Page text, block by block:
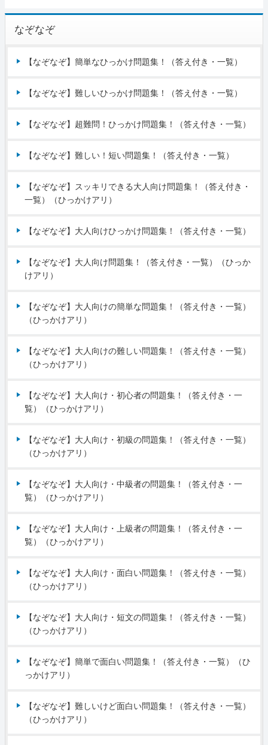
なぞなぞ
【なぞなぞ】簡単なひっかけ問題集！（答え付き・一覧）
【なぞなぞ】難しいひっかけ問題集！（答え付き・一覧）
【なぞなぞ】超難問！ひっかけ問題集！（答え付き・一覧）
【なぞなぞ】難しい！短い問題集！（答え付き・一覧）
【なぞなぞ】スッキリできる大人向け問題集！（答え付き・
一覧）（ひっかけアリ）
【なぞなぞ】大人向けひっかけ問題集！（答え付き・一覧）
【なぞなぞ】大人向け問題集！（答え付き・一覧）（ひっか
けアリ）
【なぞなぞ】大人向けの簡単な問題集！（答え付き・一覧）
（ひっかけアリ）
【なぞなぞ】大人向けの難しい問題集！（答え付き・一覧）
（ひっかけアリ）
【なぞなぞ】大人向け・初心者の問題集！（答え付き・一
覧）（ひっかけアリ）
【なぞなぞ】大人向け・初級の問題集！（答え付き・一覧）
（ひっかけアリ）
【なぞなぞ】大人向け・中級者の問題集！（答え付き・一
覧）（ひっかけアリ）
【なぞなぞ】大人向け・上級者の問題集！（答え付き・一
覧）（ひっかけアリ）
【なぞなぞ】大人向け・面白い問題集！（答え付き・一覧）
（ひっかけアリ）
【なぞなぞ】大人向け・短文の問題集！（答え付き・一覧）
（ひっかけアリ）
【なぞなぞ】簡単で面白い問題集！（答え付き・一覧）（ひ
っかけアリ）
【なぞなぞ】難しいけど面白い問題集！（答え付き・一覧）
（ひっかけアリ）